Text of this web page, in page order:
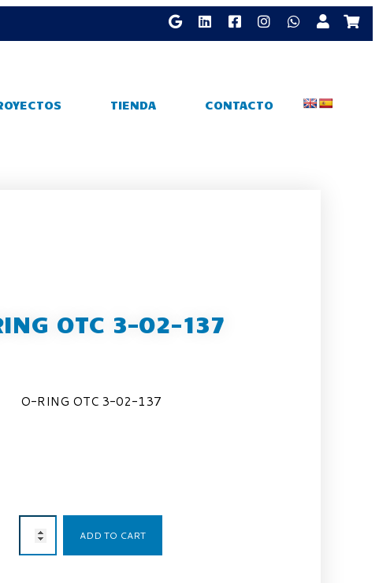
TIENDA CONTACTO
OTC 3-02-137
O-RING OTC 3-02-137
ADD TO CART